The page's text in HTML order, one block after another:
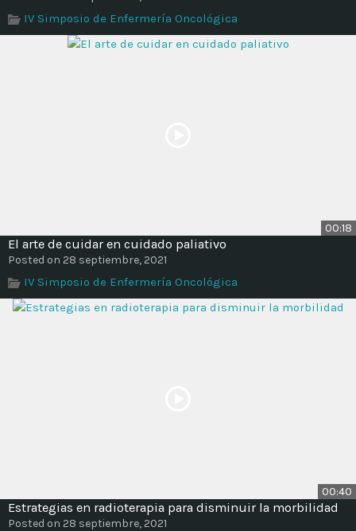
Time
IV Simposio de Enfermería Oncológica
00:18
El arte de cuidar en cuidado paliativo
Posted on 28 septiembre, 2021
IV Simposio de Enfermería Oncológica
00:40
Estrategias en radioterapia para disminuir la morbilidad
Posted on 28 septiembre, 2021